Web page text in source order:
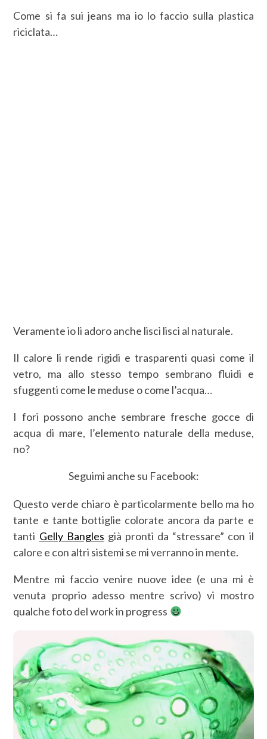
Come si fa sui jeans ma io lo faccio sulla plastica
riciclata…
Veramente io li adoro anche lisci lisci al naturale.
Il calore li rende rigidi e trasparenti quasi come il
vetro, ma allo stesso tempo sembrano fluidi e
sfuggenti come le meduse o come l’acqua…
I fori possono anche sembrare fresche gocce di
acqua di mare, l’elemento naturale della meduse,
no?
Seguimi anche su Facebook:
Questo verde chiaro è particolarmente bello ma ho
tante e tante bottiglie colorate ancora da parte e
tanti Gelly Bangles già pronti da “stressare” con il
calore e con altri sistemi se mi verranno in mente.
Mentre mi faccio venire nuove idee (e una mi è
venuta proprio adesso mentre scrivo) vi mostro
qualche foto del work in progress